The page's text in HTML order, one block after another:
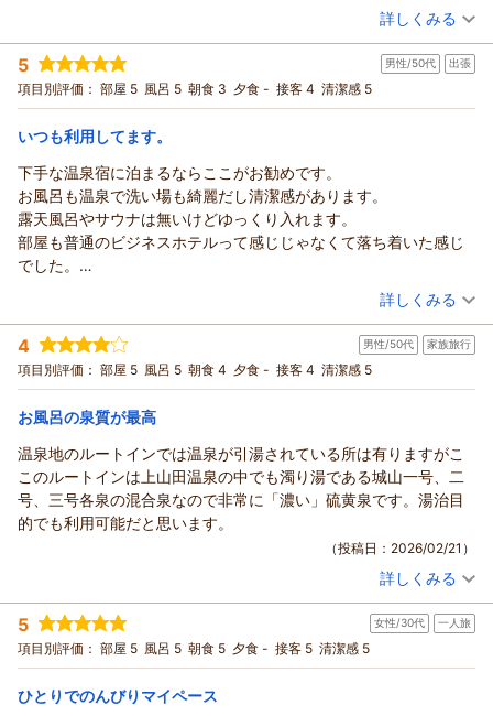
（返信日：2026/03/11）
引き続き大浴場以外の部分も含めまして、お客様により一層ご
満足いただけるようサービス品質の向上を目指して参ります。
お客様より貴重なご意見を賜りまして、重ねて御礼を申し上げ
ます。
またのお越しをスタッフ一同、心よりお待ち申しております。
露天風呂はありませんでしたが、とにかくお湯が良くて満足でし
この日の夕方から夜は白濁していましたが、朝は少し透明なエメ
ラルド色に変化していました
硫黄っぽい温泉の香りが満足感を誘います
し調整が必要かなと思いました
館内レストランがあるので、わざわざ外に出なくても夕食を取れ
ます
スタッフさんも心遣いが素晴らしいです
ビジホでこんなに満足したことはなかったです
また再訪したいと思いました
（投稿日：2026/02/25）
宿泊時期： 2026年02月宿泊 (一人旅)
投稿者： びあんちゃんさん
宿泊プラン： 【限定！】お得料金で東館≪新館≫客室にグレードアッププラ
ン★お試し！ご感想お寄せ下さい★
ダブル 朝のみ
宿泊価格帯： 10,001～11,000円(大人一人あたり/税込)
ホテルルートイン上山田温泉からの返信
この度は数多くある旅館・ホテルの中より、ホテルルートイン
上山田温泉をご利用いただきまして、誠に有難うございます。
当館の温泉につきまして高い評価を賜りまして、大変光栄でご
ざいます。
温泉は複数の源泉を引いておりまして、時間により色が変化す
る特徴がございます。度重なるご入浴で、当館自慢の温泉の良
さをご体感頂けて幸甚でございます。
しかしながら、シャワーのお湯の勢いが強すぎたとの事、ご不
便をお掛けしてしまい申し訳ございません。
また、当館スタッフの対応へのお褒めの言葉を預かりまして、
なお、ホテルからすぐ近くの「新世界通り」はスナック街とな
っており、昭和の名残りが色濃く残った場所でございます。
夜営業のみのお店も多く、日中散策された際に寂しい印象をお
感じになられたのは、左記の特徴の為もあるかと存じます。
当館は温泉が自慢のホテル、また温泉目当てでお越し頂けまし
ております。
ご投稿ありがとうございました。
（返信日：2026/02/26）
詳しくみる
5 男性/50代 出張
項目別評価： 部屋 5 風呂 5 朝食 3 夕食 - 接客 4 清潔感 5
いつも利用してます。
下手な温泉宿に泊まるならここがお勧めです。
お風呂も温泉で洗い場も綺麗だし清潔感があります。
露天風呂やサウナは無いけどゆっくり入れます。
部屋も普通のビジネスホテルって感じじゃなくて落ち着いた感じ
でした。
（投稿日：2026/02/24）
宿泊時期： 2026年02月宿泊 (出張)
投稿者： ひでちゃんさん
宿泊プラン： 【じゃらん限定】30日前までのご予約がお得★天然温泉・ご朝
食サービス・無料駐車場あり・WI-FI無料★
セミダブル 朝のみ
宿泊価格帯： 8,001～9,000円(大人一人あたり/税込)
ホテルルートイン上山田温泉からの返信
平素より当ホテルルートイン上山田温泉のご愛顧を賜り、深く
御礼申し上げます。
温泉とお部屋に関しまして高い評価を賜りまして、大変光栄で
ご出張でのご利用とのこと、当館自慢の温泉でお客様のお仕事
疲れを少しでも和らげるお手伝いができておりましたら、幸甚
でございます。
また、行楽等プライベートでのご利用で、ゆったりとお過ごし
頂くのも大変癒されるかと存じます。
機会がございましたら、是非ご検討下さいませ。
詳しくみる
4 男性/50代 家族旅行
項目別評価： 部屋 5 風呂 5 朝食 4 夕食 - 接客 4 清潔感 5
お風呂の泉質が最高
温泉地のルートインでは温泉が引湯されている所は有りますがこ
このルートインは上山田温泉の中でも濁り湯である城山一号、二
号、三号各泉の混合泉なので非常に「濃い」硫黄泉です。湯治目
的でも利用可能だと思います。
（投稿日：2026/02/21）
投稿者： しろうさん(男性/50代)
宿泊プラン： 《スタンダードプラン》★天然温泉・ご朝食サービス・無料駐
車場あり・WI-FI無料★
シングル 朝のみ
宿泊価格帯： 9,001～10,000円(大人一人あたり/税込)
詳しくみる
5 女性/30代 一人旅
項目別評価： 部屋 5 風呂 5 朝食 5 夕食 - 接客 5 清潔感 5
ひとりでのんびりマイペース